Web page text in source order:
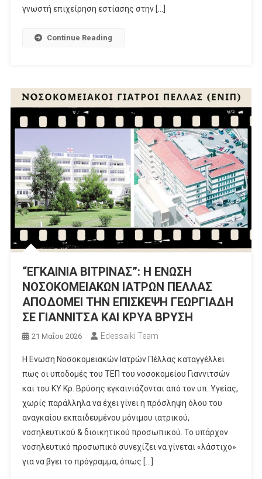
γνωστή επιχείρηση εστίασης στην […]
Continue Reading
“ΕΓΚΑΙΝΙΑ ΒΙΤΡΙΝΑΣ”: Η ΕΝΩΣΗ
ΝΟΣΟΚΟΜΕΙΑΚΩΝ ΙΑΤΡΩΝ ΠΕΛΛΑΣ
ΑΠΟΔΟΜΕΙ ΤΗΝ ΕΠΙΣΚΕΨΗ ΓΕΩΡΓΙΑΔΗ
ΣΕ ΓΙΑΝΝΙΤΣΑ ΚΑΙ ΚΡΥΑ ΒΡΥΣΗ
21 Μαΐου 2026 Edessaiki Team
Η Ενωση Νοσοκομειακών Ιατρών Πέλλας καταγγέλλει
πως οι υποδομές του ΤΕΠ του νοσοκομείου Γιαννιτσών
και του ΚΥ Κρ. Βρύσης εγκαινιάζονται από τον υπ. Υγείας,
χωρίς παράλληλα να έχει γίνει η πρόσληψη όλου του
αναγκαίου εκπαιδευμένου μόνιμου ιατρικού,
νοσηλευτικού & διοικητικού προσωπικού. Το υπάρχον
νοσηλευτικό προσωπικό συνεχίζει να γίνεται «λάστιχο»
για να βγει το πρόγραμμα, όπως […]